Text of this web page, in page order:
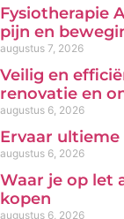
Fysiotherapie
pijn en
augustus 7, 2026
Veilig en
renovatie en
augustus 6, 2026
Ervaar
augustus 6, 2026
Waar je op let
kopen
augustus 6, 2026